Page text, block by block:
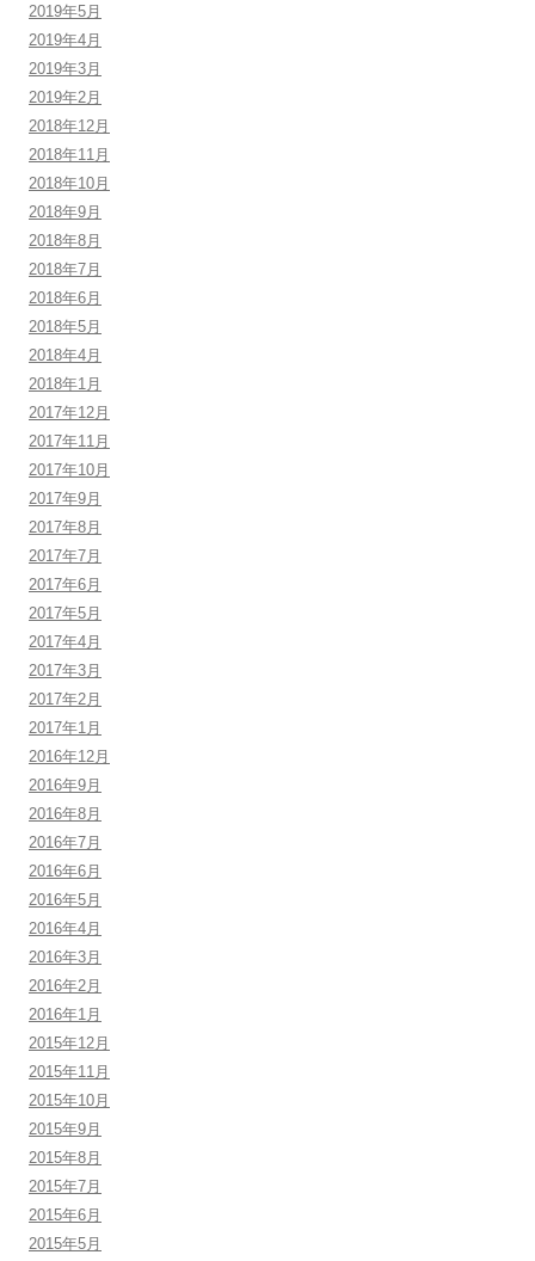
2019年5月
2019年4月
2019年3月
2019年2月
2018年12月
2018年11月
2018年10月
2018年9月
2018年8月
2018年7月
2018年6月
2018年5月
2018年4月
2018年1月
2017年12月
2017年11月
2017年10月
2017年9月
2017年8月
2017年7月
2017年6月
2017年5月
2017年4月
2017年3月
2017年2月
2017年1月
2016年12月
2016年9月
2016年8月
2016年7月
2016年6月
2016年5月
2016年4月
2016年3月
2016年2月
2016年1月
2015年12月
2015年11月
2015年10月
2015年9月
2015年8月
2015年7月
2015年6月
2015年5月